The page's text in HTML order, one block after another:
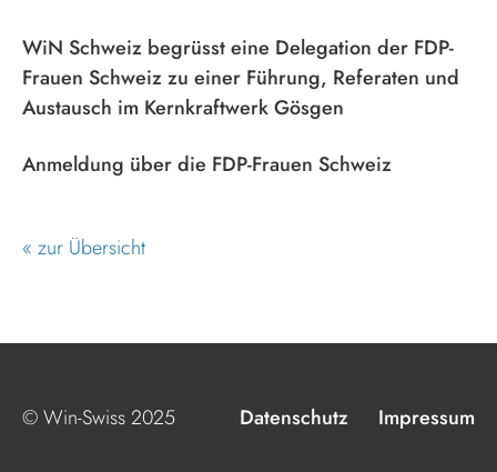
WiN Schweiz begrüsst eine Delegation der FDP-
Frauen Schweiz zu einer Führung, Referaten und
Austausch im Kernkraftwerk Gösgen
Anmeldung über die FDP-Frauen Schweiz
« zur Übersicht
© Win-Swiss 2025 Datenschutz Impressum